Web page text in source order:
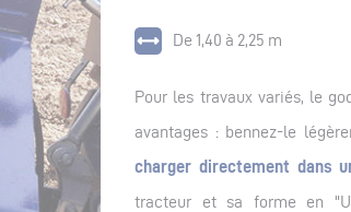
De 1,40 à 2,25 m
Pour les travaux variés, le
avantages : bennez-le
charger directement dans
tracteur et sa forme en